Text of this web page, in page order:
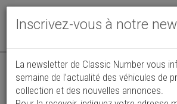
Inscrivez-vous à notre
La newsletter de Classic Number vous
semaine de l’actualité des véhicules de
collection et des nouvelles annonces.